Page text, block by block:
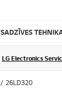
SADZĪVES
LG Electronics
26LD320